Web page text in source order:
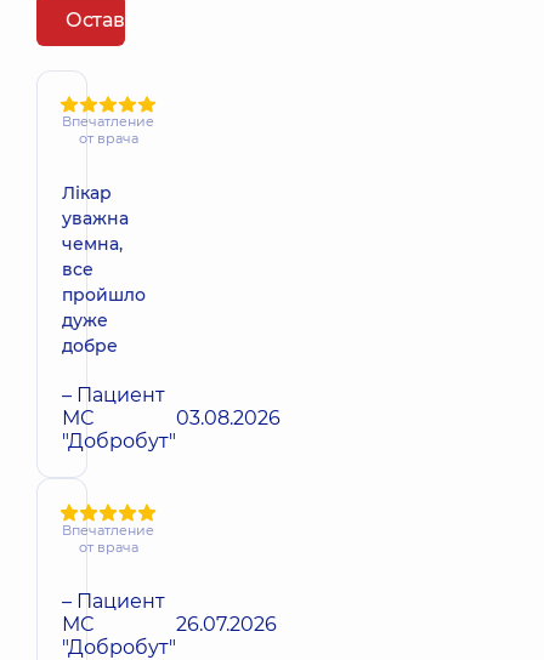
Оставить отзыв
Впечатление
от врача
Лікар
уважна
чемна,
все
пройшло
дуже
добре
– Пациент
МС
"Добробут"
03.08.2026
Впечатление
от врача
– Пациент
МС
"Добробут"
26.07.2026